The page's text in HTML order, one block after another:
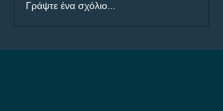
ΠΑΟΚ - Άντερλεχτ Bet
Γράψτε ένα σχόλιο...